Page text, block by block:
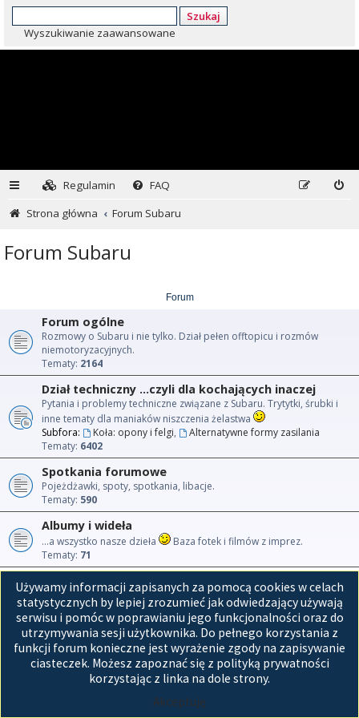
Szukaj
Wyszukiwanie zaawansowane
Regulamin
FAQ
Strona główna
Forum Subaru
Forum Subaru
Forum
Forum ogólne
Rozmowy o Subaru i nie tylko. Dział pełen offtopicu i rozmów
niemotoryzacyjnych.
Tematy: 2164
Dział techniczny ...czyli dla kochających inaczej
Pytania i problemy techniczne związane z Subaru. Trytytki, śrubki i
inne tematy dla maniaków niszczenia żelastwa
Subfora:
Koła: opony i felgi,
Alternatywne formy zasilania
Tematy: 6402
Spotkania forumowe
Pojeżdżawki, spoty, spotkania, libacje.
Tematy: 590
Albumy i wideła
...a wszystko nasze dzieła
Baza fotek i filmów z imprez.
Tematy: 71
Przejdź do
Używamy informacji zapisanych za pomocą cookies w celach
statystycznych by lepiej zrozumieć jak odwiedzający używają
serwisu i pomóc w poprawianiu jego funkcjonalności oraz do
utrzymywania sesji użytkownika. Do pełnego korzystania z
funkcji forum konieczne jest wyrażenie zgody na zapisywanie
ciasteczek. Możesz zapoznać się z polityką prywatności
korzystając z linka na dole strony.
Akceptuję
Strona główna
Technologię dostarcza phpBB® Forum Software © phpBB Limited
Polski pakiet językowy dostarczaphpBB.pl
GZIP: Off